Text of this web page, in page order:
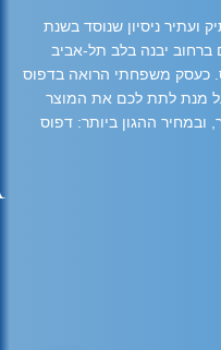
ועתיר ניסיון שנוסד בשנת
ברחוב יבנה בלב תל-אביב
כעסק משפחתי הרואה בדפוס
מנת לתת לכם את המוצר
ובמחיר ההגון ביותר: דפוס